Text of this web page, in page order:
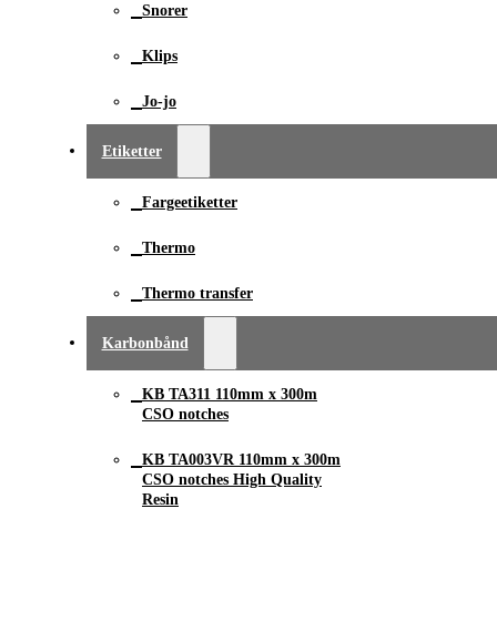
Snorer
Klips
Jo-jo
Etiketter
Fargeetiketter
Thermo
Thermo transfer
Karbonbånd
KB TA311 110mm x ­300m
CSO notches
KB TA003VR 110mm x 300m
CSO notches High Quality
Resin